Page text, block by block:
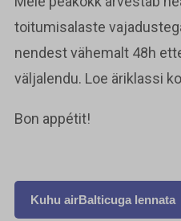
toitumisalaste
nendest vähemalt 48h
väljalendu. Loe äriklassi
Bon appétit!
Kuhu airBalticuga lennata